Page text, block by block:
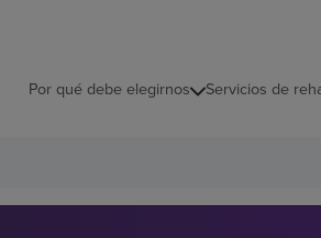
Por qué debe elegirnos Servicios de